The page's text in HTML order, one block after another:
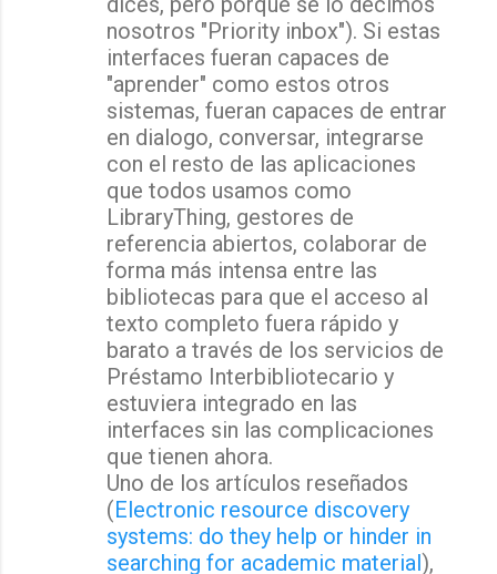
nosotros "Priority inbox"). Si estas
interfaces fueran capaces de
"aprender" como estos otros
sistemas, fueran capaces de entrar
en dialogo, conversar, integrarse
con el resto de las aplicaciones
que todos usamos como
LibraryThing, gestores de
referencia abiertos, colaborar de
forma más intensa entre las
bibliotecas para que el acceso al
texto completo fuera rápido y
barato a través de los servicios de
Préstamo Interbibliotecario y
estuviera integrado en las
interfaces sin las complicaciones
que tienen ahora.
Uno de los artículos reseñados
(Electronic resource discovery
systems: do they help or hinder in
searching for academic material),